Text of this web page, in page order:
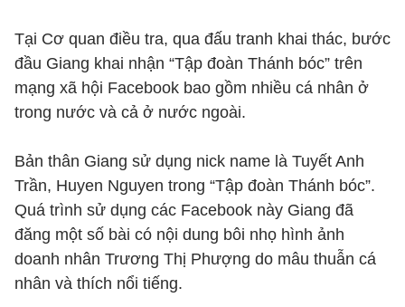
Tại Cơ quan điều tra, qua đấu tranh khai thác, bước
đầu Giang khai nhận “Tập đoàn Thánh bóc” trên
mạng xã hội Facebook bao gồm nhiều cá nhân ở
trong nước và cả ở nước ngoài.
Bản thân Giang sử dụng nick name là Tuyết Anh
Trần, Huyen Nguyen trong “Tập đoàn Thánh bóc”.
Quá trình sử dụng các Facebook này Giang đã
đăng một số bài có nội dung bôi nhọ hình ảnh
doanh nhân Trương Thị Phượng do mâu thuẫn cá
nhân và thích nổi tiếng.